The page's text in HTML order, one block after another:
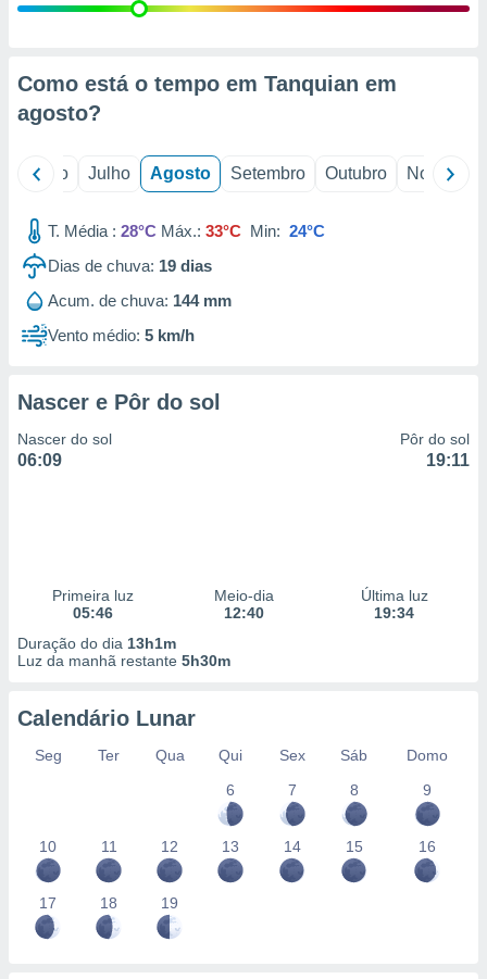
estudos
de
1199
Como está o tempo em Tanquian em
agosto?
Junho Julho Agosto Setembro Outubro Novembro
T. Média : 28°C Máx.: 33°C Min: 24°C
Dias de chuva: 19 dias
Acum. de chuva: 144 mm
Vento médio: 5 km/h
Nascer e Pôr do sol
Nascer do sol
06:09
Pôr do sol
19:11
Primeira luz
05:46
Meio-dia
12:40
Última luz
19:34
Duração do dia 13h1m
Luz da manhã restante 5h30m
Calendário Lunar
Seg Ter Qua Qui Sex Sáb
Domo
6
7 8 9
10 11 12 13 14 15 16
17 18 19